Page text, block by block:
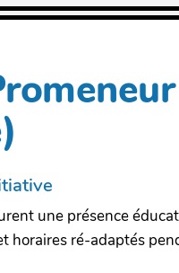
une présence
horaires ré-adaptés